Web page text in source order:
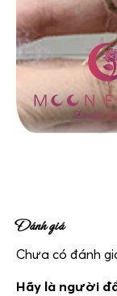
Đánh giá
Chưa có đánh
Hãy là người